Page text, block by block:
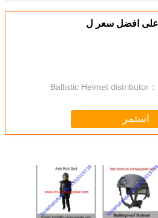
افضل سعر ل
Ballistic Helmet distributor
استمر